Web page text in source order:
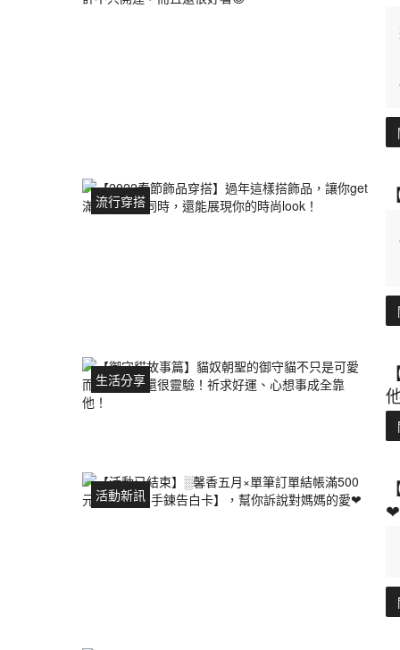
流行穿搭
生活分享
活動新訊
❤